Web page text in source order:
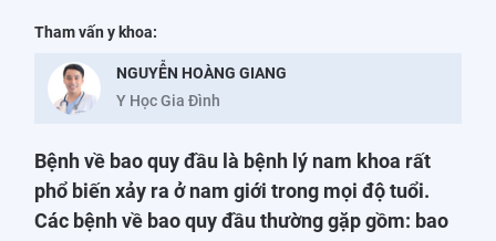
Tham vấn y khoa:
NGUYỄN HOÀNG GIANG
Y Học Gia Đình
Bệnh về bao quy đầu là bệnh lý nam khoa rất
phổ biến xảy ra ở nam giới trong mọi độ tuổi.
Các bệnh về bao quy đầu thường gặp gồm: bao